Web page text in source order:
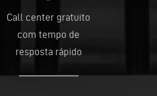
Call center gratuito
com tempo de
resposta rápido